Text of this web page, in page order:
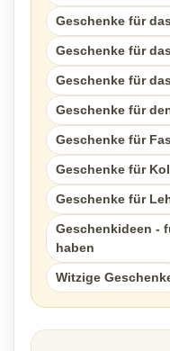
Geschenke für
Geschenke für
Geschenke für
Geschenke für
Geschenke für
Geschenke für
Geschenke für
Geschenkideen -
haben
Witzige